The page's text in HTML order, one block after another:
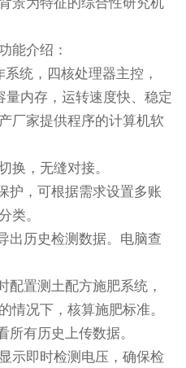
能介绍：
统，四核处理器主控，
量内存，运转速度快、稳定
厂家提供程序的计算机软
换，无缝对接。
护，可根据需求设置多账
类。
出历史检测数据。电脑查
配置测土配方施肥系统，
情况下，核算施肥标准。
所有历史上传数据。
示即时检测电压，确保检